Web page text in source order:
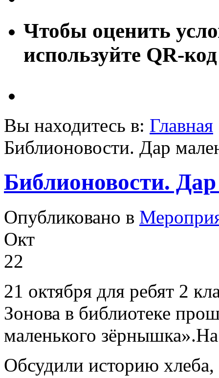
Чтобы оценить
используйте QR-код
Вы находитесь в: Главная
Библионовости. Дар
Библионовости.
Опубликовано в
Окт
22
21 октября для ребят 2
Зонова в библиотеке
маленького
Обсудили историю